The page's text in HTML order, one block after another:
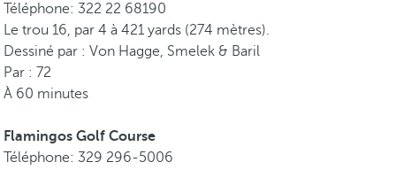
Téléphone: 322 22 68190
Le trou 16, par 4 à 421 yards (274 mètres).
Dessiné par : Von Hagge, Smelek & Baril
Par : 72
À 60 minutes
Flamingos Golf Course
Téléphone: 329 296-5006